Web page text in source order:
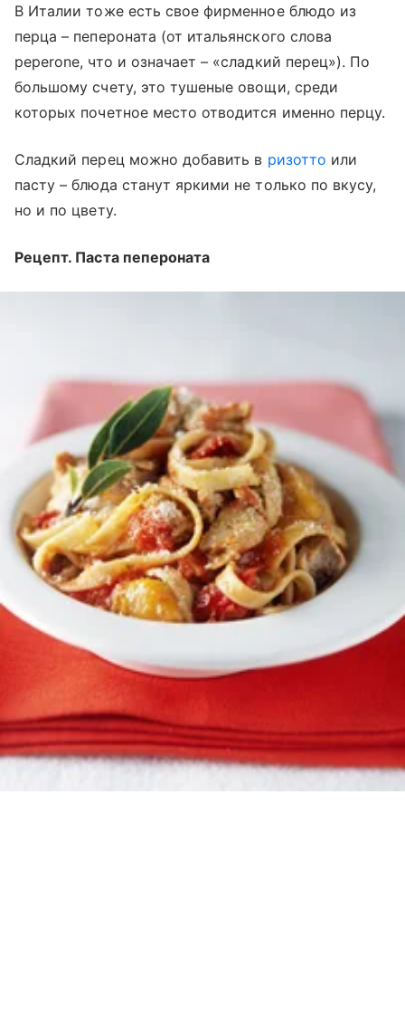
В Италии тоже есть свое фирменное блюдо из
перца – пепероната (от итальянского слова
peperone, что и означает – «сладкий перец»). По
большому счету, это тушеные овощи, среди
которых почетное место отводится именно перцу.
Сладкий перец можно добавить в ризотто или
пасту – блюда станут яркими не только по вкусу,
но и по цвету.
Рецепт. Паста пепероната